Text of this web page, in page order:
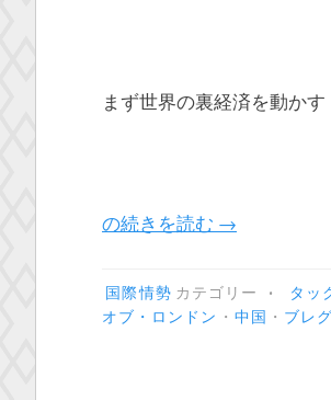
まず世界の裏経済を動か
“ブ
グ
ジ
の続きを読む →
国際情勢 カテゴリー • タッ
オブ・ロンドン
・ 中国 ・ ブレ